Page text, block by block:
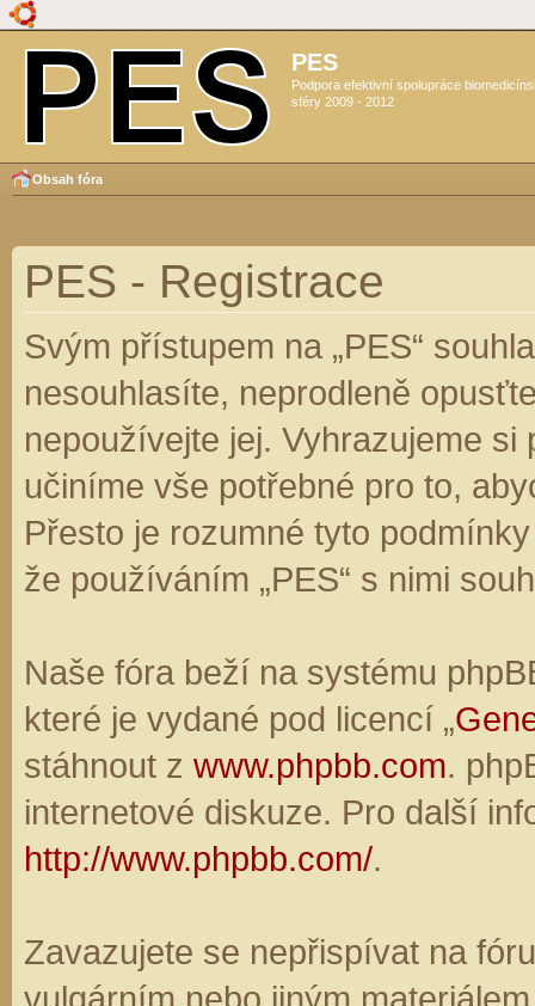
PES
Podpora efektivní spolupráce
sféry 2009 - 2012
Obsah fóra
PES - Registrace
Svým přístupem na „PES“
nesouhlasíte, neprodleně
nepoužívejte jej. Vyhrazujeme
učiníme vše potřebné pro to,
Přesto je rozumné tyto
že používáním „PES“ s nimi
Naše fóra beží na systému
které je vydané pod licencí „
stáhnout z www.phpbb.com.
internetové diskuze. Pro další
http://www.phpbb.com/.
Zavazujete se nepřispívat na
vulgárním nebo jiným